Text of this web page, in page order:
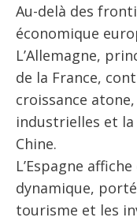
Au-delà des
économique
L’Allemagne,
de la France,
croissance
industrielles et la
Chine.
L’Espagne
dynamique,
tourisme et les